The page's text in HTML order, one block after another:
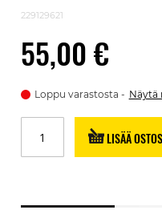
229129621
55,00 €
Loppu varastosta Näytä
LISÄÄ